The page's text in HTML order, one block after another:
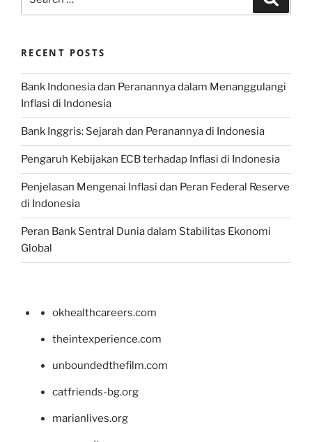
for:
RECENT POSTS
Bank Indonesia dan Peranannya dalam Menanggulangi
Inflasi di Indonesia
Bank Inggris: Sejarah dan Peranannya di Indonesia
Pengaruh Kebijakan ECB terhadap Inflasi di Indonesia
Penjelasan Mengenai Inflasi dan Peran Federal Reserve
di Indonesia
Peran Bank Sentral Dunia dalam Stabilitas Ekonomi
Global
okhealthcareers.com
theintexperience.com
unboundedthefilm.com
catfriends-bg.org
marianlives.org